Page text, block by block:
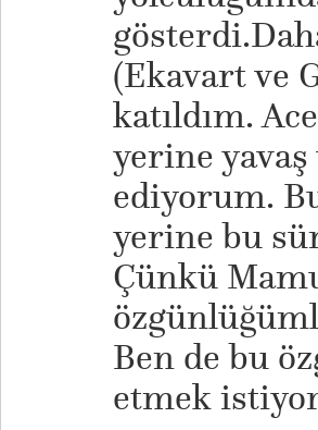
(Ekavart ve
katıldım.
yerine
ediyorum.
yerine bu
Çünkü
Ben de bu
etmek